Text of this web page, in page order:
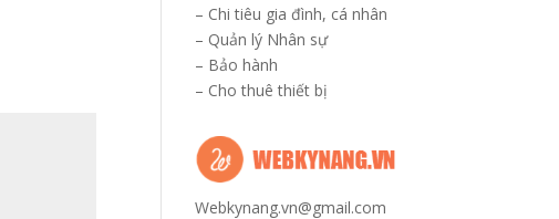
– Chi tiêu gia đình, cá nhân
– Quản lý Nhân sự
– Bảo hành
– Cho thuê thiết bị
Webkynang.vn@gmail.com